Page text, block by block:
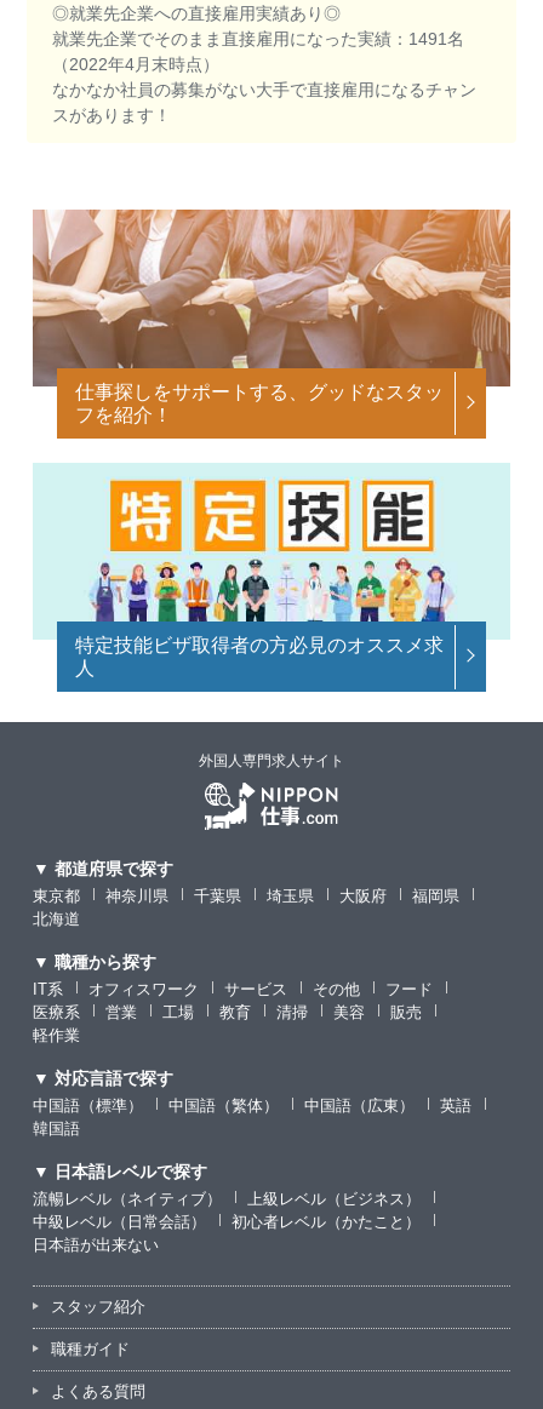
◎就業先企業への直接雇用実績あり◎
就業先企業でそのまま直接雇用になった実績：1491名
（2022年4月末時点）
なかなか社員の募集がない大手で直接雇用になるチャン
スがあります！
仕事探しをサポートする、グッドなスタッ
フを紹介！
特定技能ビザ取得者の方必見のオススメ求
人
外国人専門求人サイト
▼ 都道府県で探す
東京都 神奈川県 千葉県 埼玉県 大阪府
福岡県
北海道
▼ 職種から探す
IT系 オフィスワーク サービス その他
フード
医療系
営業 工場 教育 清掃 美容
販売
軽作業
▼ 対応言語で探す
中国語（標準） 中国語（繁体） 中国語（広東）
英語
韓国語
▼ 日本語レベルで探す
流暢レベル（ネイティブ）
上級レベル（ビジネス）
中級レベル（日常会話）
初心者レベル（かたこと）
日本語が出来ない
スタッフ紹介
職種ガイド
よくある質問